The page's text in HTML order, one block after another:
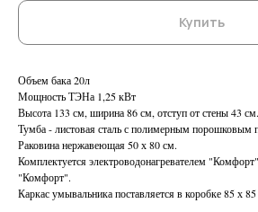
Купить
Объем бака 20л
Мощность ТЭНа 1,25 кВт
Высота 133 см, ширина 86 см, отступ от стены 43 см.
Тумба - листовая сталь с полимерным порошковым
Раковина нержавеющая 50 х 80 см.
Комплектуется электроводонагревателем
"Комфорт".
Каркас умывальника поставляется в коробке 85 х